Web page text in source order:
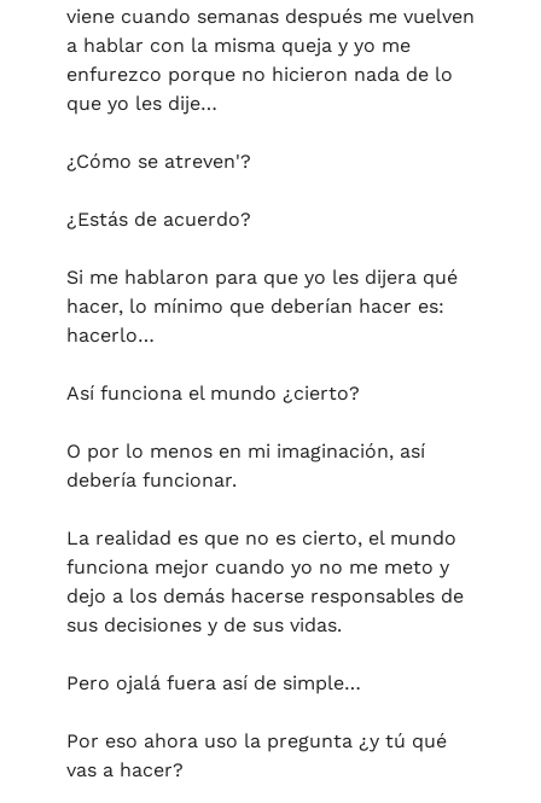
viene cuando semanas después me vuelven
a hablar con la misma queja y yo me
enfurezco porque no hicieron nada de lo
que yo les dije…
¿Cómo se atreven'?
¿Estás de acuerdo?
Si me hablaron para que yo les dijera qué
hacer, lo mínimo que deberían hacer es:
hacerlo…
Así funciona el mundo ¿cierto?
O por lo menos en mi imaginación, así
debería funcionar.
La realidad es que no es cierto, el mundo
funciona mejor cuando yo no me meto y
dejo a los demás hacerse responsables de
sus decisiones y de sus vidas.
Pero ojalá fuera así de simple…
Por eso ahora uso la pregunta ¿y tú qué
vas a hacer?